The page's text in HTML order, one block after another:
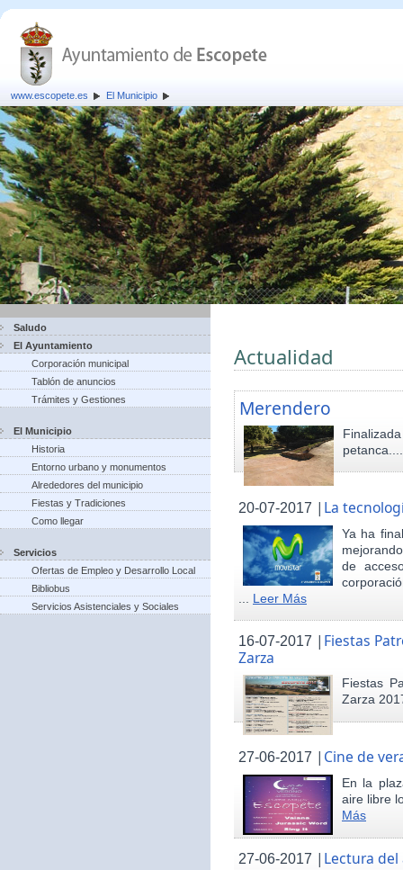
www.escopete.es El Municipio
Saludo
El Ayuntamiento
Corporación municipal
Tablón de anuncios
Trámites y Gestiones
El Municipio
Historia
Entorno urbano y monumentos
Alrededores del municipio
Fiestas y Tradiciones
Como llegar
Servicios
Ofertas de Empleo y Desarrollo Local
Bibliobus
Servicios Asistenciales y Sociales
Actualidad
Merendero
20-07-2017 | La
Ya ha
de
Leer Más
16-07-2017 | Fiestas
Zarza
Fiestas
Zarza
27-06-2017 | Cine de
En la
aire libre
Más
27-06-2017 | Lectura del